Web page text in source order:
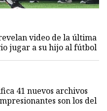
video de la última
jugar a su hijo al fútbol
41 nuevos archivos
son los del